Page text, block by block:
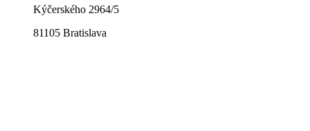
Kýčerského 2964/5
81105 Bratislava